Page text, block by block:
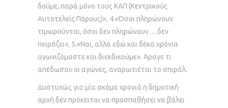
δούμε, παρά μόνο τους ΚΑΠ (Κεντρικούς
Αυτοτελείς Πόρους)», 4.«Όσοι πληρώνουν
τιμωρούνται, όσοι δεν πληρώνουν… δεν
πειράζει», 5.«Ναι, αλλά εδώ και δέκα χρόνια
αγωνιζόμαστε και διεκδικούμε». Άραγε τι
απέδωσαν οι αγώνες, αναρωτιέται το σπιράλ.
Δυστυχώς για μία ακόμα χρονιά η δημοτική
αρχή δεν πρόκειται να προσπαθήσει να βάλει